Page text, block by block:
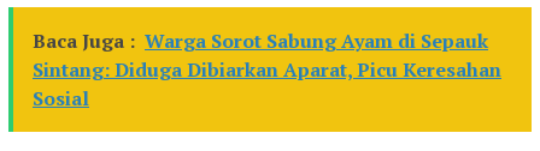
Baca Juga : Warga Sorot Sabung Ayam di Sepauk
Sintang: Diduga Dibiarkan Aparat, Picu Keresahan
Sosial